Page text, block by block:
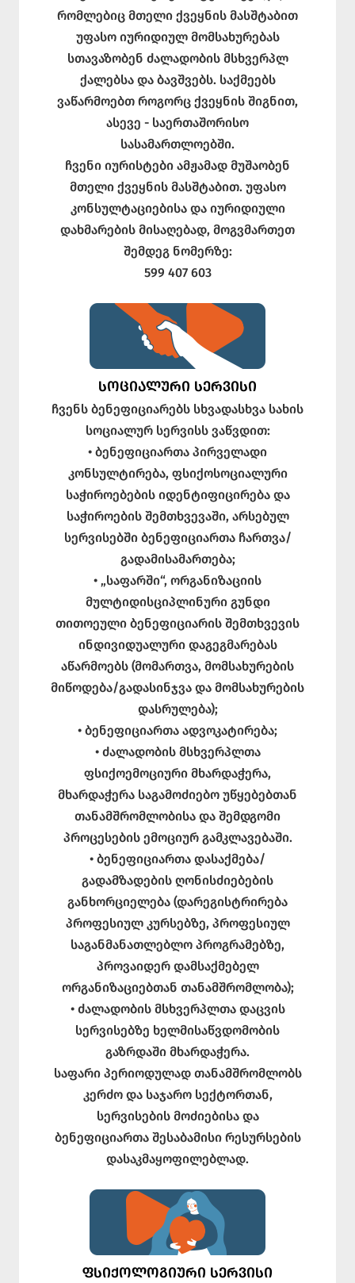
რომლებიც მთელი ქვეყნის მასშტაბით
უფასო იურიდიულ მომსახურებას
სთავაზობენ ძალადობის მსხვერპლ
ქალებსა და ბავშვებს. საქმეებს
ვაწარმოებთ როგორც ქვეყნის შიგნით,
ასევე - საერთაშორისო
სასამართლოებში.
ჩვენი იურისტები ამჟამად მუშაობენ
მთელი ქვეყნის მასშტაბით. უფასო
კონსულტაციებისა და იურიდიული
დახმარების მისაღებად, მოგვმართეთ
შემდეგ ნომერზე:
599 407 603
ᲡᲝᲪᲘᲐᲚᲣᲠᲘ ᲡᲔᲠᲕᲘᲡᲘ
ჩვენს ბენეფიციარებს სხვადასხვა სახის
სოციალურ სერვისს ვაწვდით:
• ბენეფიციართა პირველადი
კონსულტირება, ფსიქოსოციალური
საჭიროებების იდენტიფიცირება და
საჭიროების შემთხვევაში, არსებულ
სერვისებში ბენეფიციართა ჩართვა/
გადამისამართება;
• „საფარში“, ორგანიზაციის
მულტიდისციპლინური გუნდი
თითოეული ბენეფიციარის შემთხვევის
ინდივიდუალური დაგეგმარებას
აწარმოებს (მომართვა, მომსახურების
მიწოდება/გადასინჯვა და მომსახურების
დასრულება);
• ბენეფიციართა ადვოკატირება;
• ძალადობის მსხვერპლთა
ფსიქოემოციური მხარდაჭერა,
მხარდაჭერა საგამოძიებო უწყებებთან
თანამშრომლობისა და შემდგომი
პროცესების ემოციურ გამკლავებაში.
• ბენეფიციართა დასაქმება/
გადამზადების ღონისძიებების
განხორციელება (დარეგისტრირება
პროფესიულ კურსებზე, პროფესიულ
საგანმანათლებლო პროგრამებზე,
პროვაიდერ დამსაქმებელ
ორგანიზაციებთან თანამშრომლობა);
• ძალადობის მსხვერპლთა დაცვის
სერვისებზე ხელმისაწვდომობის
გაზრდაში მხარდაჭერა.
საფარი პერიოდულად თანამშრომლობს
კერძო და საჯარო სექტორთან,
სერვისების მოძიებისა და
ბენეფიციართა შესაბამისი რესურსების
დასაკმაყოფილებლად.
ᲤᲡᲘᲥᲝᲚᲝᲒᲘᲣᲠᲘ ᲡᲔᲠᲕᲘᲡᲘ